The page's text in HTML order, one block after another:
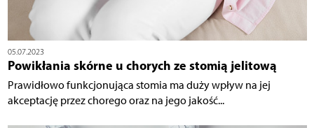
05.07.2023
Powikłania skórne u chorych ze stomią jelitową
Prawidłowo funkcjonująca stomia ma duży wpływ na jej
akceptację przez chorego oraz na jego jakość...